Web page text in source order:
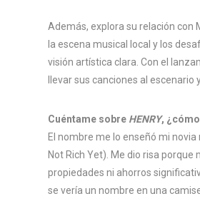
Además, explora su relación con
la escena musical local y los
visión artística clara. Con el
llevar sus canciones al
Cuéntame sobre HENRY,
El nombre me lo enseñó mi novia
Not Rich Yet). Me dio risa
propiedades ni ahorros
se vería un nombre en una